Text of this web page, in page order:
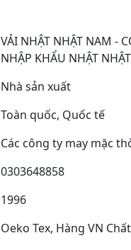
VẢI NHẬT NHẬT NAM -
NHẬP KHẨU NHẬT
Nhà sản xuất
Toàn quốc, Quốc tế
Các công ty may mặc
0303648858
1996
Oeko Tex, Hàng VN